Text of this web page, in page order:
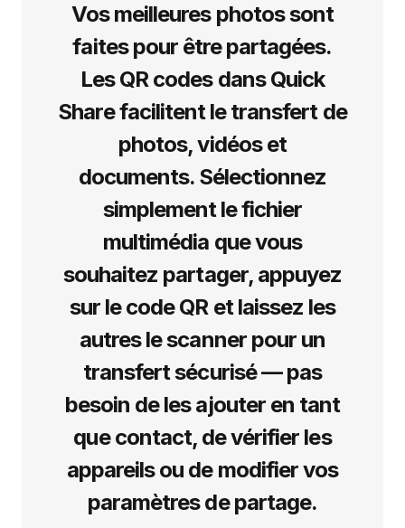
Vos meilleures photos sont
faites pour être partagées.
Les QR codes dans Quick
Share facilitent le transfert de
photos, vidéos et
documents. Sélectionnez
simplement le fichier
multimédia que vous
souhaitez partager, appuyez
sur le code QR et laissez les
autres le scanner pour un
transfert sécurisé — pas
besoin de les ajouter en tant
que contact, de vérifier les
appareils ou de modifier vos
paramètres de partage.